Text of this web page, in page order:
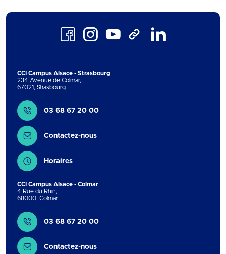
FacebookInstagramYoutube TikTok
CCI Campus Alsace - Strasbourg
234 Avenue de Colmar,
67021, Strasbourg
Contact
03 68 67 20 00
Contactez-nous
Horaires
CCI Campus Alsace - Colmar
4 Rue du Rhin,
68000, Colmar
Contact
03 68 67 20 00
Contactez-nous